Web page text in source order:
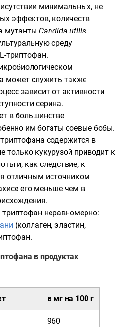
минимальных, не
эффектов, количеств
мутанты Candida utilis
среду
триптофан.
может служить также
зависит от активности
серина.
в большинстве
им богаты соевые бобы.
содержится в
только кукурузой приводит к
и, как следствие, к
отличным источником
его меньше чем в
триптофан неравномерно:
(коллаген, эластин,
в продуктах
в мг на 100 г
960